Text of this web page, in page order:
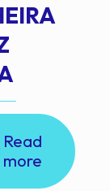
Read
more